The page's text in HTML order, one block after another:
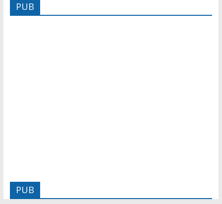
PUB
PUB